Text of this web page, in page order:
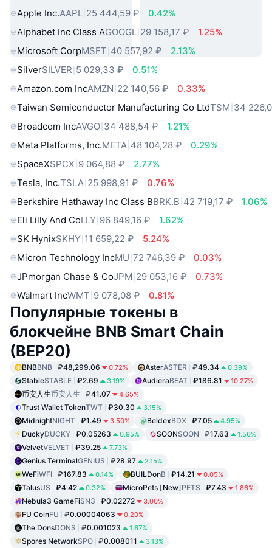
Apple Inc.AAPL 25 444,59 ₽
0.42%
Alphabet Inc Class AGOOGL 29 158,17 ₽
1.25%
Microsoft CorpMSFT 40 557,92 ₽
2.13%
SilverSILVER 5 029,33 ₽
0.51%
Amazon.com IncAMZN 22 140,56 ₽
0.33%
Taiwan Semiconductor Manufacturing Co LtdTSM 34
Broadcom IncAVGO 34 488,54 ₽
1.21%
Meta Platforms, Inc.META 48 104,28 ₽
0.29%
SpaceXSPCX 9 064,88 ₽
2.77%
Tesla, Inc.TSLA 25 998,91 ₽
0.76%
Berkshire Hathaway Inc Class BBRK.B 42 719,17 ₽
1.06%
Eli Lilly And CoLLY 96 849,16 ₽
1.62%
SK HynixSKHY 11 659,22 ₽
5.24%
Micron Technology IncMU 72 746,39 ₽
0.03%
JPmorgan Chase & CoJPM 29 053,16 ₽
0.73%
Walmart IncWMT 9 078,08 ₽ 0.81%
Популярные токены в
блокчейне BNB Smart Chain
(BEP20)
BNBBNB ₽48,299.06 0.72% AsterASTER ₽49.34 0.39%
StableSTABLE ₽2.69 3.19% AudieraBEAT ₽186.81 10.27%
币安人生币安人生 ₽41.07 4.65%
Trust Wallet TokenTWT ₽30.30 3.15%
MidnightNIGHT ₽1.49 3.50% BeldexBDX ₽7.05 4.95%
DuckyDUCKY ₽0.05263 0.95% SOONSOON ₽17.63 1.56%
VelvetVELVET ₽39.25 7.73%
Genius TerminalGENIUS ₽28.97 2.15%
WeFiWFI ₽167.83 0.14% BUILDonB ₽14.21 0.05%
TalusUS ₽4.42 0.32% MicroPets [New]PETS ₽7.43 1.86%
Nebula3 GameFiSN3 ₽0.02272 3.00%
FU CoinFU ₽0.00004063 0.20%
The DonsDONS ₽0.001023 1.67%
Spores NetworkSPO ₽0.008011 3.13%